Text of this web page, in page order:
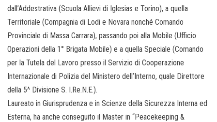
dall’Addestrativa (Scuola Allievi di Iglesias e Torino), a quella
Territoriale (Compagnia di Lodi e Novara nonché Comando
Provinciale di Massa Carrara), passando poi alla Mobile (Ufficio
Operazioni della 1° Brigata Mobile) e a quella Speciale (Comando
per la Tutela del Lavoro presso il Servizio di Cooperazione
Internazionale di Polizia del Ministero dell’Interno, quale Direttore
della 5^ Divisione S. I.Re.N.E.).
Laureato in Giurisprudenza e in Scienze della Sicurezza Interna ed
Esterna, ha anche conseguito il Master in “Peacekeeping &